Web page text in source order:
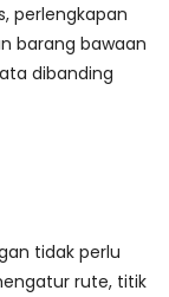
perlengkapan
barang bawaan
dibanding
tidak perlu
rute, titik